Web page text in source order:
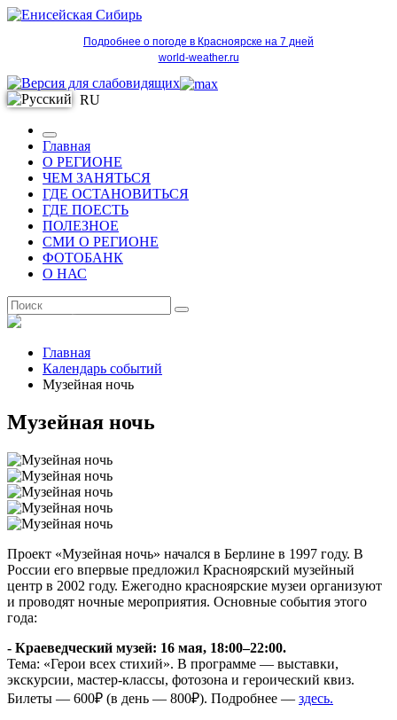
Подробнее о погоде в Красноярске на 7 дней
world-weather.ru
RU
Главная
О РЕГИОНЕ
ЧЕМ ЗАНЯТЬСЯ
ГДЕ ОСТАНОВИТЬСЯ
ГДЕ ПОЕСТЬ
ПОЛЕЗНОЕ
СМИ О РЕГИОНЕ
ФОТОБАНК
О НАС
Главная
Календарь событий
Музейная ночь
Музейная ночь
Проект «Музейная ночь» начался в Берлине в 1997 году. В
России его впервые предложил Красноярский музейный
центр в 2002 году. Ежегодно красноярские музеи организуют
и проводят ночные мероприятия. Основные события этого
года:
- Краеведческий музей: 16 мая, 18:00–22:00.
Тема: «Герои всех стихий». В программе — выставки,
экскурсии, мастер-классы, фотозона и героический квиз.
Билеты — 600₽ (в день — 800₽). Подробнее — здесь.